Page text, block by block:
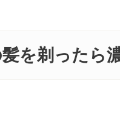
を剃ったら